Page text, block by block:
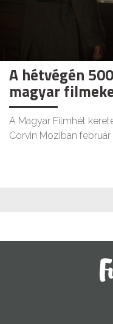
A hétvégén
magyar
A Magyar Filmhét
Corvin Moziban február